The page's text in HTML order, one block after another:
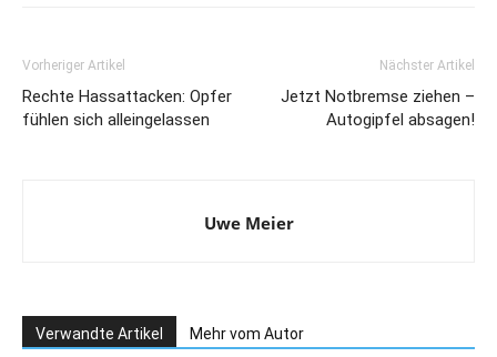
Vorheriger Artikel
Rechte Hassattacken: Opfer
fühlen sich alleingelassen
Nächster Artikel
Jetzt Notbremse ziehen –
Autogipfel absagen!
Uwe Meier
Verwandte Artikel Mehr vom Autor